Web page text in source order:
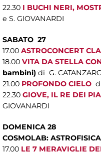
22.30 I BUCHI NERI,
e S. GIOVANARDI
SABATO 27
17.00 ASTROCONCERT
18.00 VITA DA STELLA
bambini) di G.
21.00 PROFONDO CIELO
22.30 GIOVE, IL RE DEI
GIOVANARDI
DOMENICA 28
COSMOLAB:
17.00 LE 7 MERAVIGLIE